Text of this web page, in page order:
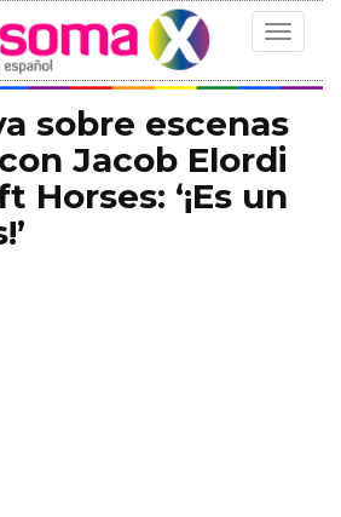
Toggle
sobre escenas
Jacob Elordi
Horses: ‘¡Es un